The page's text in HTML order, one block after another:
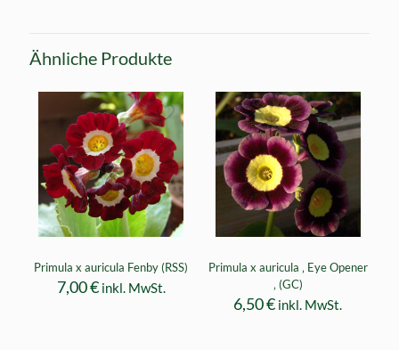
Ähnliche Produkte
Primula x auricula Fenby (RSS)
7,00€ inkl. MwSt.
Primula x auricula ‚ Eye Opener
‚ (GC)
6,50€ inkl. MwSt.